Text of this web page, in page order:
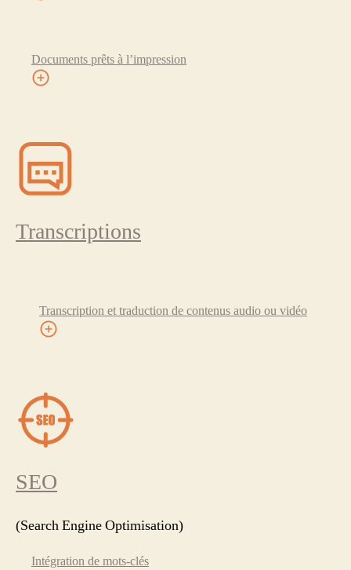
Documents prêts à l’impression
Transcriptions
Transcription et traduction de contenus audio ou vidéo
SEO
(Search Engine Optimisation)
Intégration de mots-clés